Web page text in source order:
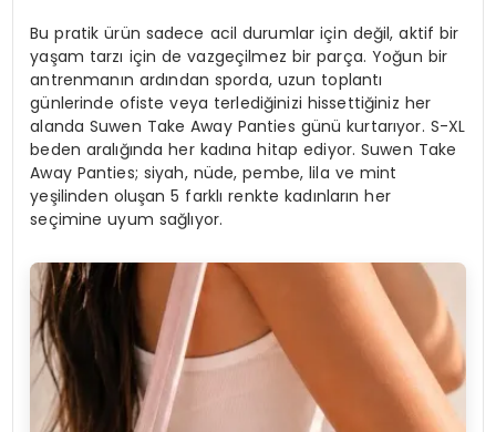
Bu pratik ürün sadece acil durumlar için değil, aktif bir
yaşam tarzı için de vazgeçilmez bir parça. Yoğun bir
antrenmanın ardından sporda, uzun toplantı
günlerinde ofiste veya terlediğinizi hissettiğiniz her
alanda Suwen Take Away Panties günü kurtarıyor. S-XL
beden aralığında her kadına hitap ediyor. Suwen Take
Away Panties; siyah, nüde, pembe, lila ve mint
yeşilinden oluşan 5 farklı renkte kadınların her
seçimine uyum sağlıyor.